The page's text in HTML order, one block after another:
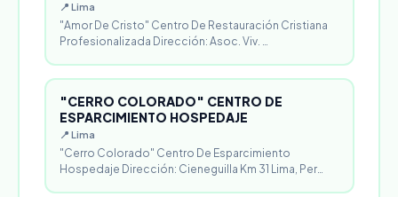
📍 Lima
"Amor De Cristo" Centro De Restauración Cristiana
Profesionalizada Dirección: Asoc. Viv. …
"CERRO COLORADO" CENTRO DE
ESPARCIMIENTO HOSPEDAJE
📍 Lima
"Cerro Colorado" Centro De Esparcimiento
Hospedaje Dirección: Cieneguilla Km 31 Lima, Per…